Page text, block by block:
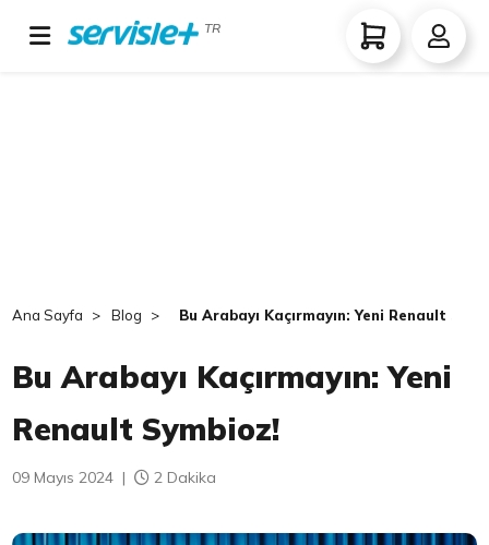
TR
Ana Sayfa Blog Bu Arabayı Kaçırmayın: Yeni Renault
Bu Arabayı Kaçırmayın: Yeni
Renault Symbioz!
09 Mayıs 2024 | 2 Dakika